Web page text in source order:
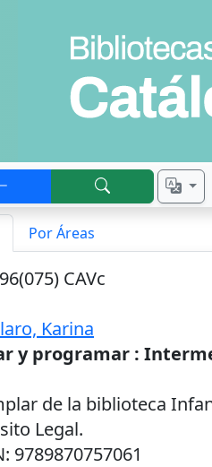
Por Áreas
CAVc
Karina
y programar :
de la biblioteca
Legal.
9789870757061